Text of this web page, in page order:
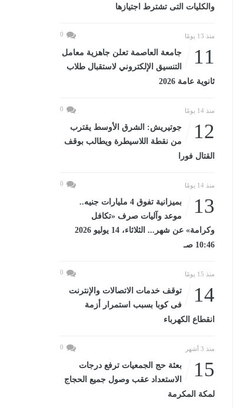
والكليات التى تشترط اجتيازها
منذ 13 يومًا 0
11
جامعة العاصمة تعلن جاهزية معامل
التنسيق الإلكتروني لاستقبال طلاب
ثانوية عامة 2026
منذ 14 يومًا 0
12
جوتيريش: الشرق الأوسط يقترب
من نقطة اللاسيطرة ويطالب بوقف
القتال فورا
منذ 14 يومًا 0
13
بميزانية تفوق 4 مليارات جنيه..
موعد وآليات صرف «تكافل
وكرامة» عن شهر... الثلاثاء، 14 يوليو 2026
10:46 صـ
منذ 15 يومًا 0
14
توقف خدمات الاتصالات والإنترنت
فى كوبا بسبب استمرار أزمة
انقطاع الكهرباء
منذ 3 أشهر 0
15
بعثة حج الجمعيات ترفع درجات
الاستعداد عقب وصول جميع الحجاج
لمكة المكرمة